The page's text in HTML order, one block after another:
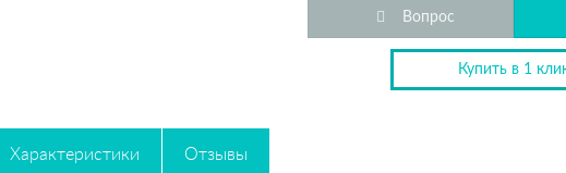
Вопрос
Купить в 1
Характеристики Отзывы